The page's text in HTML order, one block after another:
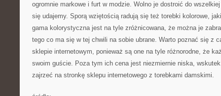
ogromnie markowe i furt w modzie. Wolno je dostroić do
się udajemy. Sporą wziętością radują się też torebki kolorowe,
gama kolorystyczna jest na tyle zróżnicowana, że można je
tego co ma się w tej chwili na sobie ubrane. Warto poznać się z
sklepie internetowym, ponieważ są one na tyle różnorodne, że
swoim guście. Poza tym ich cena jest niezmiernie niska,
zajrzeć na stronkę sklepu internetowego z torebkami damskimi.